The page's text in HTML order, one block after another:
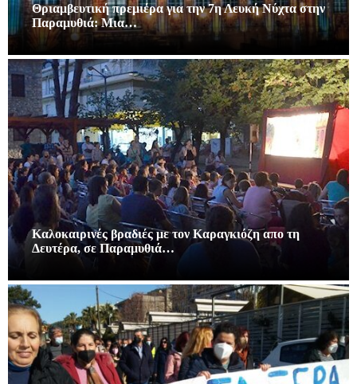
Θριαμβευτική πρεμιέρα για την 7η Λευκή Νύχτα στην
Παραμυθιά: Μια…
Καλοκαιρινές βραδιές με τον Καραγκιόζη απο τη
Δευτέρα, σε Παραμυθιά…